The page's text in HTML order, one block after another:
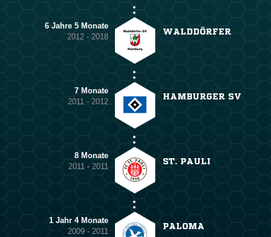
6 Jahre 5 Monate
2012 - 2018
WALDDÖRFER
7 Monate
2011 - 2012
HAMBURGER SV
8 Monate
2011 - 2011
ST. PAULI
1 Jahr 4 Monate
2009 - 2011
PALOMA